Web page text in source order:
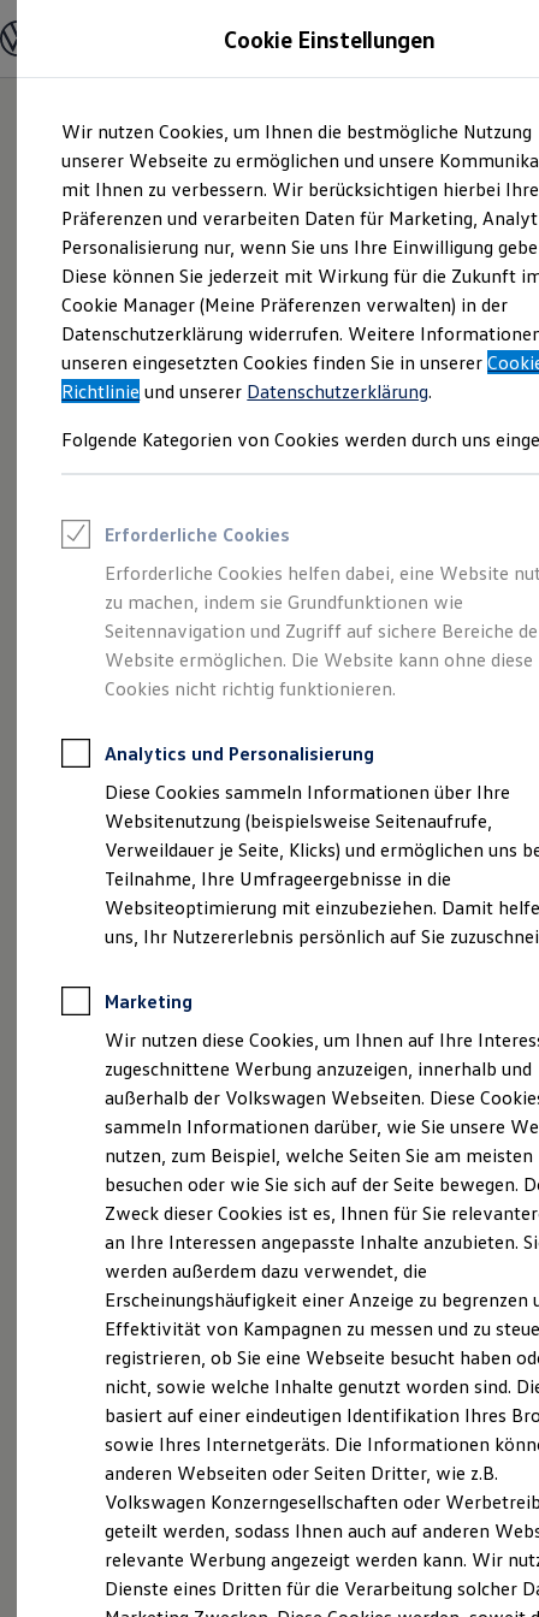
Hauptinhalt
springen
Footer
springen
Modelle und Konfigurator
Modelle vergleichen
Elektroautos
ENERGY Sondermodelle
Nutzfahrzeuge
SUV und CUV
Familienautos
Kombis
Kompaktwagen
Sportwagen
Schnell verfügbare Fahrzeuge
Angebote und Produkte
Aktuelle Angebote
E-Auto-Förderung
Volkswagen Marktplatz
Junge Gebrauchtwagen und Gebrauchtwagen
Saisonangebote
Leasing
Leasing-Angebote
Gebrauchtwagen Leasing
Junge Gebrauchtwagen-Leasing
Elektroauto Leasing
Kleinwagen-Leasing
Leasing ohne Anzahlung
Autokredit mit Schlussrate
Versicherungen und Garantien
Kfz-Versicherung
Restschuldversicherungen
Garantien
Wartungsverträge
Geschäftskunden
Professional Class bei Volkswagen
Großkunden
Behörden
Anpfiff zum Gewinn
Elektroautos
ID. Tutorials
Elektrofahrzeugkonzepte
Reichweite
Reichweite der ID. Modelle
Reichweite im Winter
Laden
Laden unterwegs
Laden Zuhause
Ladezeitensimulator
Batterie
Sicherheit
Garantie und Lebensdauer
Nachhaltigkeit
Technologie
Kosten und Kauf
Verbrauchskosten
Kaufoptionen
E-Auto-Förderung
Software und Konnektivität
Die ID. Software 6
ID. Software Versionen und Updates
Digitale Extras
Schnittstellen zu Ihrem ID.
Eine Spur Extra. Der
neue vollelektrische
ID. Polo
Cookie Einstellungen
Wir nutzen Cookies, um Ihnen die bestmögliche Nutzung
unserer Webseite zu ermöglichen und unsere
mit Ihnen zu verbessern. Wir berücksichtigen hierbei Ihre
Präferenzen und verarbeiten Daten für Marketing,
Personalisierung nur, wenn Sie uns Ihre Einwilligung
Diese können Sie jederzeit mit Wirkung für die Zukunft
Cookie Manager (Meine Präferenzen verwalten) in der
Datenschutzerklärung widerrufen. Weitere
unseren eingesetzten Cookies finden Sie in unserer
Richtlinie und unserer Datenschutzerklärung.
Folgende Kategorien von Cookies werden durch uns
Erforderliche Cookies
Erforderliche Cookies helfen dabei, eine Website
zu machen, indem sie Grundfunktionen wie
Seitennavigation und Zugriff auf sichere Bereiche
Website ermöglichen. Die Website kann ohne diese
Cookies nicht richtig funktionieren.
Analytics und Personalisierung
Diese Cookies sammeln Informationen über Ihre
Websitenutzung (beispielsweise Seitenaufrufe,
Verweildauer je Seite, Klicks) und ermöglichen uns
Teilnahme, Ihre Umfrageergebnisse in die
Websiteoptimierung mit einzubeziehen. Damit
uns, Ihr Nutzererlebnis persönlich auf Sie
Marketing
Wir nutzen diese Cookies, um Ihnen auf Ihre
zugeschnittene Werbung anzuzeigen, innerhalb und
außerhalb der Volkswagen Webseiten. Diese
sammeln Informationen darüber, wie Sie unsere
nutzen, zum Beispiel, welche Seiten Sie am meisten
besuchen oder wie Sie sich auf der Seite bewegen.
Zweck dieser Cookies ist es, Ihnen für Sie
an Ihre Interessen angepasste Inhalte anzubieten.
werden außerdem dazu verwendet, die
Erscheinungshäufigkeit einer Anzeige zu begrenzen
Effektivität von Kampagnen zu messen und zu
registrieren, ob Sie eine Webseite besucht haben
nicht, sowie welche Inhalte genutzt worden sind.
basiert auf einer eindeutigen Identifikation Ihres
sowie Ihres Internetgeräts. Die Informationen
anderen Webseiten oder Seiten Dritter, wie z.B.
Volkswagen Konzerngesellschaften oder
geteilt werden, sodass Ihnen auch auf anderen
relevante Werbung angezeigt werden kann. Wir
Dienste eines Dritten für die Verarbeitung solcher